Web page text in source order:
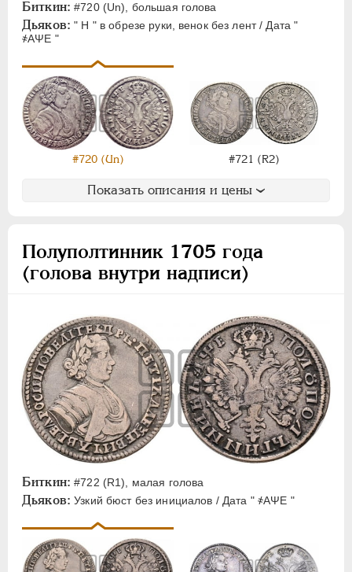
Биткин: #720 (Un), большая голова
Дьяков: " Н " в обрезе руки, венок без лент / Дата "
҂АΨЕ "
#720 (Un) #721 (R2)
Показать описания и цены
Полуполтинник 1705 года
(голова внутри надписи)
Биткин: #722 (R1), малая голова
Дьяков: Узкий бюст без инициалов / Дата " ҂АΨЕ "